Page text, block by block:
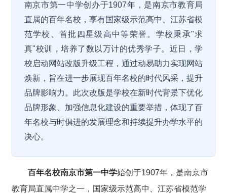
南京市第一中学创办于1907年，是南京市教育局
直属的百年名校，享有国家级示范高中、江苏省模
范学校、首批四星级高中等荣誉。学校秉承"求
真"校训，培养了数以万计的优秀学子。近日，学
校启动网站改版升级工程，通过动易助力实现网站
焕新，旨在进一步展现百年名校的时代风采，提升
品牌影响力。此次改版是学校在新时代背景下优化
品牌形象、加强信息化建设的重要举措，体现了百
年名校与时俱进的发展理念和持续提升办学水平的
决心。
百年名校南京市第一中学始创于1907年，是南京市
教育局直属中学之一，国家级示范高中、江苏省模范学